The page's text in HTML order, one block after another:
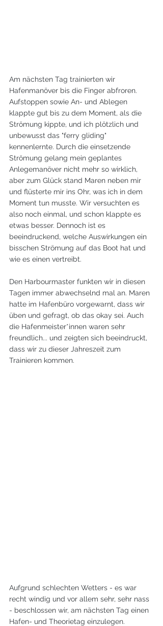
Am nächsten Tag trainierten wir
Hafenmanöver bis die Finger abfroren.
Aufstoppen sowie An- und Ablegen
klappte gut bis zu dem Moment, als die
Strömung kippte, und ich plötzlich und
unbewusst das "ferry gliding"
kennenlernte. Durch die einsetzende
Strömung gelang mein geplantes
Anlegemanöver nicht mehr so wirklich,
aber zum Glück stand Maren neben mir
und flüsterte mir ins Ohr, was ich in dem
Moment tun musste. Wir versuchten es
also noch einmal, und schon klappte es
etwas besser. Dennoch ist es
beeindruckend, welche Auswirkungen ein
bisschen Strömung auf das Boot hat und
wie es einen vertreibt.
Den Harbourmaster funkten wir in diesen
Tagen immer abwechselnd mal an. Maren
hatte im Hafenbüro vorgewarnt, dass wir
üben und gefragt, ob das okay sei. Auch
die Hafenmeister*innen waren sehr
freundlich... und zeigten sich beeindruckt,
dass wir zu dieser Jahreszeit zum
Trainieren kommen.
Aufgrund schlechten Wetters - es war
recht windig und vor allem sehr, sehr nass
- beschlossen wir, am nächsten Tag einen
Hafen- und Theorietag einzulegen.